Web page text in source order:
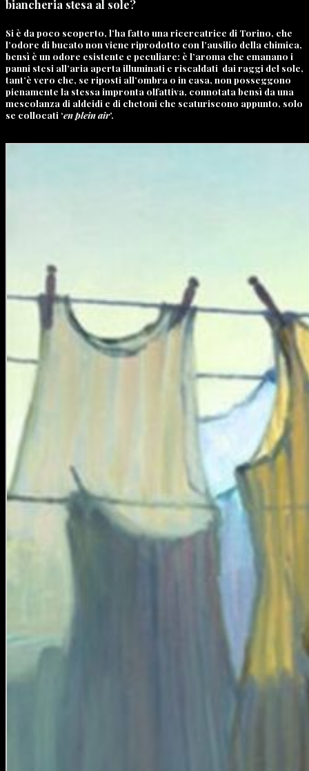
biancheria stesa al sole?
Si è da poco scoperto, l’ha fatto una ricercatrice di Torino, che
l’odore di bucato non viene riprodotto con l’ausilio della chimica,
bensì è un odore esistente e peculiare: è l’aroma che emanano i
panni stesi all’aria aperta illuminati e riscaldati dai raggi del sole,
tant’è vero che, se riposti all’ombra o in casa, non posseggono
pienamente la stessa impronta olfattiva, connotata bensì da una
mescolanza di aldeidi e di chetoni che scaturiscono appunto, solo
se collocati ‘en plein air’.